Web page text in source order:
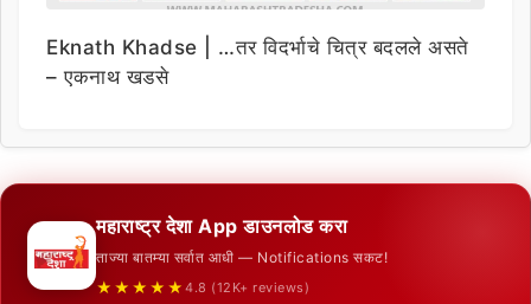
Eknath Khadse | …तर विदर्भाचे चित्र बदलले असते
– एकनाथ खडसे
महाराष्ट्र देशा App डाउनलोड करा
ताज्या बातम्या सर्वात आधी — Notifications सकट!
★★★★★ 4.8 (12K+ reviews)